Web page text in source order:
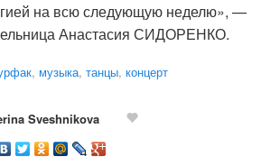
на всю следующую неделю», —
Анастасия СИДОРЕНКО.
, музыка, танцы, концерт
Sveshnikova